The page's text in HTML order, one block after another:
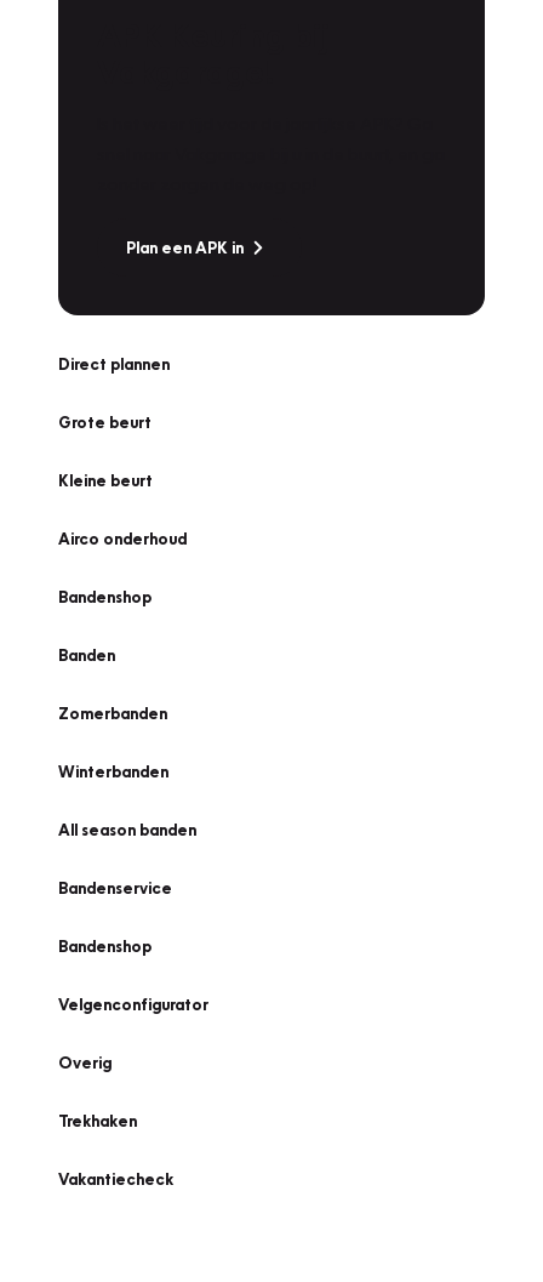
Plan een APK in
Direct plannen
Grote beurt
Kleine beurt
Airco onderhoud
Bandenshop
Banden
Zomerbanden
Winterbanden
All season banden
Bandenservice
Bandenshop
Velgenconfigurator
Overig
Trekhaken
Vakantiecheck